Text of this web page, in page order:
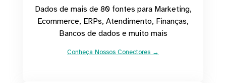
Dados de mais de 80 fontes para Marketing,
Ecommerce, ERPs, Atendimento, Finanças,
Bancos de dados e muito mais
Conheça Nossos Conectores →